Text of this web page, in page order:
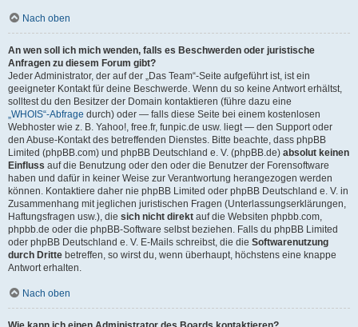
Nach oben
An wen soll ich mich wenden, falls es Beschwerden oder juristische
Anfragen zu diesem Forum gibt?
Jeder Administrator, der auf der „Das Team“-Seite aufgeführt ist, ist ein
geeigneter Kontakt für deine Beschwerde. Wenn du so keine Antwort erhältst,
solltest du den Besitzer der Domain kontaktieren (führe dazu eine
„WHOIS“-Abfrage durch) oder — falls diese Seite bei einem kostenlosen
Webhoster wie z. B. Yahoo!, free.fr, funpic.de usw. liegt — den Support oder
den Abuse-Kontakt des betreffenden Dienstes. Bitte beachte, dass phpBB
Limited (phpBB.com) und phpBB Deutschland e. V. (phpBB.de) absolut keinen
Einfluss auf die Benutzung oder den oder die Benutzer der Forensoftware
haben und dafür in keiner Weise zur Verantwortung herangezogen werden
können. Kontaktiere daher nie phpBB Limited oder phpBB Deutschland e. V. in
Zusammenhang mit jeglichen juristischen Fragen (Unterlassungserklärungen,
Haftungsfragen usw.), die sich nicht direkt auf die Websiten phpbb.com,
phpbb.de oder die phpBB-Software selbst beziehen. Falls du phpBB Limited
oder phpBB Deutschland e. V. E-Mails schreibst, die die Softwarenutzung
durch Dritte betreffen, so wirst du, wenn überhaupt, höchstens eine knappe
Antwort erhalten.
Nach oben